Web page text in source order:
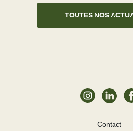
TOUTES NOS
Contact